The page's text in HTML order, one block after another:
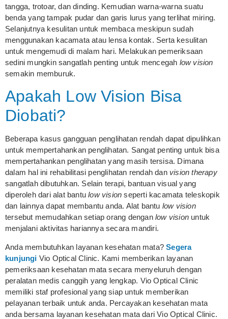
tangga, trotoar, dan dinding. Kemudian warna-warna suatu
benda yang tampak pudar dan garis lurus yang terlihat miring.
Selanjutnya kesulitan untuk membaca meskipun sudah
menggunakan kacamata atau lensa kontak. Serta kesulitan
untuk mengemudi di malam hari. Melakukan pemeriksaan
sedini mungkin sangatlah penting untuk mencegah low vision
semakin memburuk.
Apakah Low Vision Bisa
Diobati?
Beberapa kasus gangguan penglihatan rendah dapat dipulihkan
untuk mempertahankan penglihatan. Sangat penting untuk bisa
mempertahankan penglihatan yang masih tersisa. Dimana
dalam hal ini rehabilitasi penglihatan rendah dan vision therapy
sangatlah dibutuhkan. Selain terapi, bantuan visual yang
diperoleh dari alat bantulow visionseperti kacamata teleskopik
dan lainnya dapat membantu anda. Alat bantu low vision
tersebut memudahkan setiap orang dengan low vision untuk
menjalani aktivitas hariannya secara mandiri.
Anda membutuhkan layanan kesehatan mata?Segera
kunjungi Vio Optical Clinic. Kami memberikan layanan
pemeriksaan kesehatan mata secara menyeluruh dengan
peralatan medis canggih yang lengkap. Vio Optical Clinic
memiliki staf profesional yang siap untuk memberikan
pelayanan terbaik untuk anda. Percayakan kesehatan mata
anda bersama layanan kesehatan mata dari Vio Optical Clinic.